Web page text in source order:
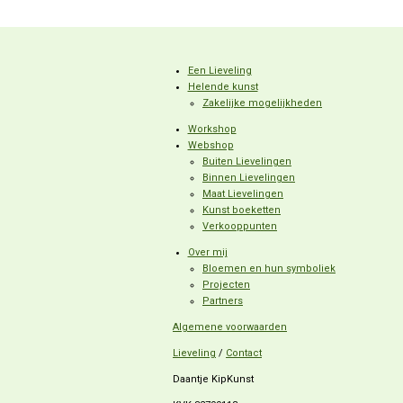
Een Lieveling
Helende kunst
Zakelijke mogelijkheden
Workshop
Webshop
Buiten Lievelingen
Binnen Lievelingen
Maat Lievelingen
Kunst boeketten
Verkooppunten
Over mij
Bloemen en hun symboliek
Projecten
Partners
Algemene voorwaarden
Lieveling / Contact
Daantje KipKunst